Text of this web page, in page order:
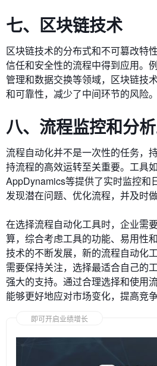
七、区块链技术
区块链技术的分布式和不可篡改特
信任和安全性的流程中得到应用。
管理和数据交换等领域，区块链技
和可靠性，减少了中间环节的风险。
八、流程监控和分
流程自动化并不是一次性的任务，
持流程的高效运转至关重要。工具
AppDynamics等提供了实时监控和
发现潜在问题、优化流程，并及时做
在选择流程自动化工具时，企业需
算，综合考虑工具的功能、易用性
技术的不断发展，新的流程自动化
需要保持关注，选择最适合自己的
强大的支持。通过合理选择和使用
能够更好地应对市场变化，提高竞
即可开启业绩增长